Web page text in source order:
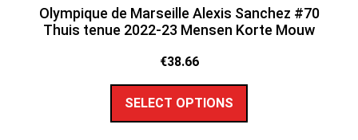
Olympique de Marseille Alexis Sanchez #70
Thuis tenue 2022-23 Mensen Korte Mouw
€38.66
SELECT OPTIONS